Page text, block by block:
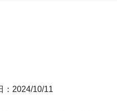
：2024/10/11